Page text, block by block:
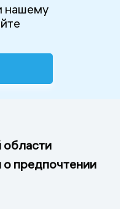
нашему
области
предпочтении